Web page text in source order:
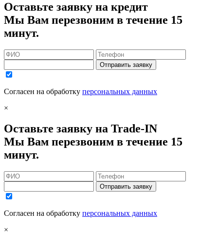
Оставьте заявку на кредит
Мы Вам перезвоним в течение 15
минут.
Отправить заявку
Согласен на обработку персональных данных
×
Оставьте заявку на Trade-IN
Мы Вам перезвоним в течение 15
минут.
Отправить заявку
Согласен на обработку персональных данных
×